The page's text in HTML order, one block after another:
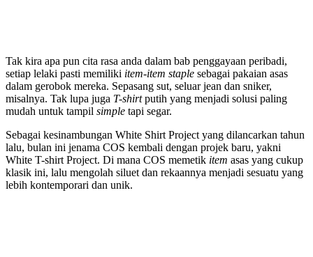
Tak kira apa pun cita rasa anda dalam bab penggayaan peribadi,
setiap lelaki pasti memiliki item-item staple sebagai pakaian asas
dalam gerobok mereka. Sepasang sut, seluar jean dan sniker,
misalnya. Tak lupa juga T-shirtputih yang menjadi solusi paling
mudah untuk tampil simple tapi segar.
Sebagai kesinambungan White Shirt Project yang dilancarkan tahun
lalu, bulan ini jenama COS kembali dengan projek baru, yakni
White T-shirt Project. Di mana COS memetik item asas yang cukup
klasik ini, lalu mengolah siluet dan rekaannya menjadi sesuatu yang
lebih kontemporari dan unik.